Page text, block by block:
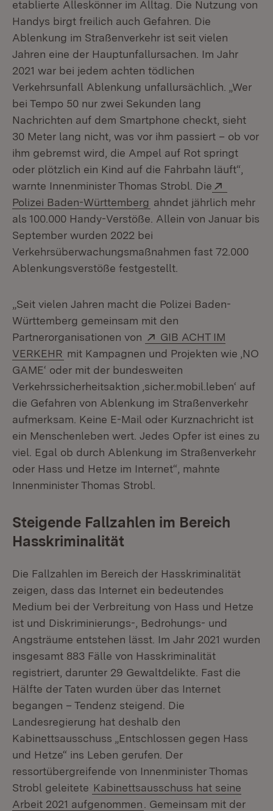
etablierte Alleskönner im Alltag. Die Nutzung von
Handys birgt freilich auch Gefahren. Die
Ablenkung im Straßenverkehr ist seit vielen
Jahren eine der Hauptunfallursachen. Im Jahr
2021 war bei jedem achten tödlichen
Verkehrsunfall Ablenkung unfallursächlich. „Wer
bei Tempo 50 nur zwei Sekunden lang
Nachrichten auf dem Smartphone checkt, sieht
30 Meter lang nicht, was vor ihm passiert – ob vor
ihm gebremst wird, die Ampel auf Rot springt
oder plötzlich ein Kind auf die Fahrbahn läuft“,
warnte Innenminister Thomas Strobl. Die
Polizei Baden-Württemberg (Öffnet in neuem
ahndet jährlich mehr
als 100.000 Handy-Verstöße. Allein von Januar bis
September wurden 2022 bei
Verkehrsüberwachungsmaßnahmen fast 72.000
Ablenkungsverstöße festgestellt.
„Seit vielen Jahren macht die Polizei Baden-
Württemberg gemeinsam mit den
Partnerorganisationen von
Extern:
GIB ACHT IM
VERKEHR (Öffnet in neuem Fenster)
mit Kampagnen und Projekten wie ‚NO
GAME‘ oder mit der bundesweiten
Verkehrssicherheitsaktion ‚sicher.mobil.leben‘ auf
die Gefahren von Ablenkung im Straßenverkehr
aufmerksam. Keine E-Mail oder Kurznachricht ist
ein Menschenleben wert. Jedes Opfer ist eines zu
viel. Egal ob durch Ablenkung im Straßenverkehr
oder Hass und Hetze im Internet“, mahnte
Innenminister Thomas Strobl.
Steigende Fallzahlen im Bereich
Hasskriminalität
Die Fallzahlen im Bereich der Hasskriminalität
zeigen, dass das Internet ein bedeutendes
Medium bei der Verbreitung von Hass und Hetze
ist und Diskriminierungs-, Bedrohungs- und
Angsträume entstehen lässt. Im Jahr 2021 wurden
insgesamt 883 Fälle von Hasskriminalität
registriert, darunter 29 Gewaltdelikte. Fast die
Hälfte der Taten wurden über das Internet
begangen – Tendenz steigend. Die
Landesregierung hat deshalb den
Kabinettsausschuss „Entschlossen gegen Hass
und Hetze“ ins Leben gerufen. Der
ressortübergreifende von Innenminister Thomas
Strobl geleitete Kabinettsausschuss hat seine
Arbeit 2021 aufgenommen
. Gemeinsam mit der